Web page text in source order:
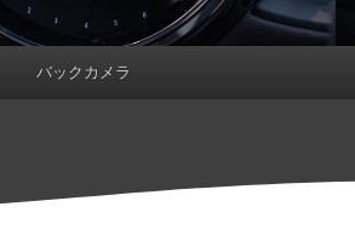
バックカメラ